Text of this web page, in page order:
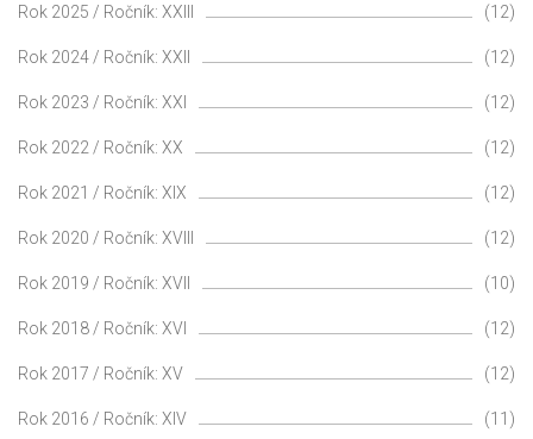
Rok 2025 / Ročník: XXIII (12)
Rok 2024 / Ročník: XXII (12)
Rok 2023 / Ročník: XXI (12)
Rok 2022 / Ročník: XX (12)
Rok 2021 / Ročník: XIX (12)
Rok 2020 / Ročník: XVIII (12)
Rok 2019 / Ročník: XVII (10)
Rok 2018 / Ročník: XVI (12)
Rok 2017 / Ročník: XV (12)
Rok 2016 / Ročník: XIV (11)